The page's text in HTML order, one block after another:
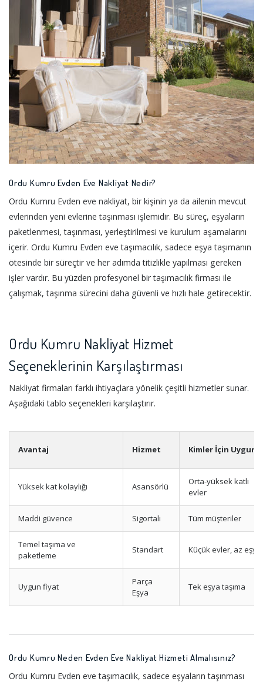
Ordu Kumru Evden Eve Nakliyat Nedir?
Ordu Kumru Evden eve nakliyat, bir kişinin ya da ailenin mevcut
evlerinden yeni evlerine taşınması işlemidir. Bu süreç, eşyaların
paketlenmesi, taşınması, yerleştirilmesi ve kurulum aşamalarını
içerir. Ordu Kumru Evden eve taşımacılık, sadece eşya taşımanın
ötesinde bir süreçtir ve her adımda titizlikle yapılması gereken
işler vardır. Bu yüzden profesyonel bir taşımacılık firması ile
çalışmak, taşınma sürecini daha güvenli ve hızlı hale getirecektir.
Ordu Kumru Nakliyat Hizmet
Seçeneklerinin Karşılaştırması
Nakliyat firmaları farklı ihtiyaçlara yönelik çeşitli hizmetler sunar.
Aşağıdaki tablo seçenekleri karşılaştırır.
Avantaj Hizmet Kimler İçin Uygun
Yüksek kat kolaylığı Asansörlü
Orta-yüksek katlı
evler
Maddi güvence Sigortalı Tüm müşteriler
Temel taşıma ve
paketleme
Standart Küçük evler, az eşya
Uygun fiyat
Parça
Eşya
Tek eşya taşıma
Ordu Kumru Neden Evden Eve Nakliyat Hizmeti Almalısınız?
Ordu Kumru Evden eve taşımacılık, sadece eşyaların taşınması